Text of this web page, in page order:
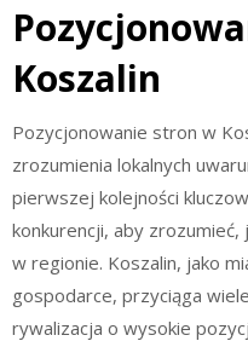
Koszalin
Pozycjonowanie stron w
zrozumienia lokalnych
pierwszej kolejności
konkurencji, aby
w regionie. Koszalin, jako
gospodarce, przyciąga
rywalizacja o wysokie